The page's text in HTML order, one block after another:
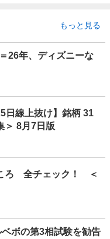
もっと見る
26年、ディズニーな
日線上抜け】銘柄 31
8月7日版
ろ 全チェック！ ＜
ボの第3相試験を勧告